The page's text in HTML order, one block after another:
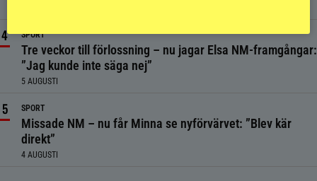
SPORT
Tre veckor till förlossning – nu jagar Elsa NM-framgångar:
”Jag kunde inte säga nej”
5 AUGUSTI
SPORT
Missade NM – nu får Minna se nyförvärvet: ”Blev kär
direkt”
4 AUGUSTI